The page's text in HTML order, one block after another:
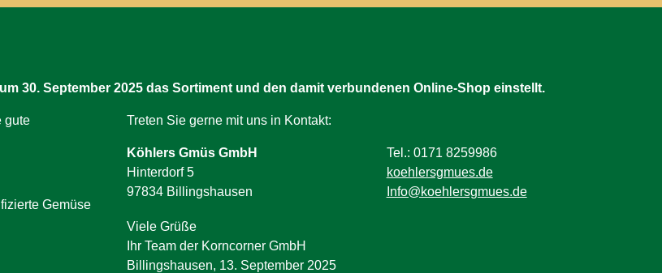
30. September 2025 das Sortiment und den damit verbundenen Online-Shop einstellt.
gute
Gemüse
Treten Sie gerne mit uns in Kontakt:
Köhlers Gmüs GmbH
Hinterdorf 5
97834 Billingshausen
Tel.: 0171 8259986
koehlersgmues.de
Info@koehlersgmues.de
Viele Grüße
Ihr Team der Korncorner GmbH
Billingshausen, 13. September 2025